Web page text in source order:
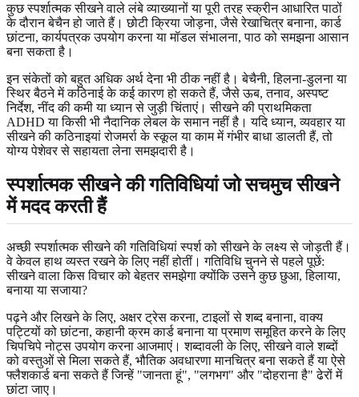
कुछ स्पर्शात्मक सीखने वाले लंबे व्याख्यानों या पूरी तरह स्क्रीन आधारित पाठों
के दौरान बेचैन हो जाते हैं। छोटी क्रिया जोड़ना, जैसे रेखाचित्र बनाना, कार्ड
छांटना, कार्यपत्रक उपयोग करना या मॉडल संभालना, पाठ को समझना आसान
बना सकता है।
इन संकेतों को बहुत अधिक अर्थ देना भी ठीक नहीं है। बेचैनी, हिलना-डुलना या
स्थिर बैठने में कठिनाई के कई कारण हो सकते हैं, जैसे ऊब, तनाव, अस्पष्ट
निर्देश, नींद की कमी या ध्यान से जुड़ी चिंताएं। सीखने की प्राथमिकता
ADHD या किसी भी नैदानिक लेबल के समान नहीं है। यदि ध्यान, व्यवहार या
सीखने की कठिनाइयां रोजमर्रा के स्कूल या काम में गंभीर बाधा डालती हैं, तो
योग्य पेशेवर से सहायता लेना समझदारी है।
स्पर्शात्मक सीखने की गतिविधियां जो सचमुच सीखने
में मदद करती हैं
अच्छी स्पर्शात्मक सीखने की गतिविधियां स्पर्श को सीखने के लक्ष्य से जोड़ती हैं।
वे केवल हाथ व्यस्त रखने के लिए नहीं होतीं। गतिविधि चुनने से पहले पूछें:
सीखने वाला किस विचार को बेहतर समझेगा क्योंकि उसने कुछ छुआ, हिलाया,
बनाया या सजाया?
पढ़ने और लिखने के लिए, अक्षर ट्रेस करना, टाइलों से शब्द बनाना, वाक्य
पट्टियों को छांटना, कहानी क्रम कार्ड बनाना या प्रमाण समूहित करने के लिए
चिपचिपे नोट्स उपयोग करना आजमाएं। शब्दावली के लिए, सीखने वाले शब्दों
को वस्तुओं से मिला सकते हैं, भौतिक अवधारणा मानचित्र बना सकते हैं या ऐसे
फ्लैशकार्ड बना सकते हैं जिन्हें "जानता हूं", "लगभग" और "दोहराना है" ढेरों में
छांटा जाए।